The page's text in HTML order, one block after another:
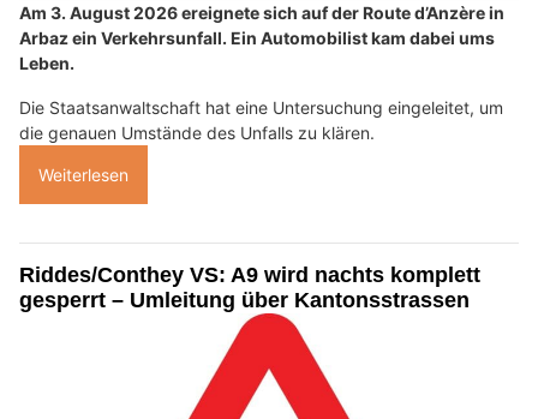
Am 3. August 2026 ereignete sich auf der Route d’Anzère in
Arbaz ein Verkehrsunfall. Ein Automobilist kam dabei ums
Leben.
Die Staatsanwaltschaft hat eine Untersuchung eingeleitet, um
die genauen Umstände des Unfalls zu klären.
Weiterlesen
Riddes/Conthey VS: A9 wird nachts komplett
gesperrt – Umleitung über Kantonsstrassen